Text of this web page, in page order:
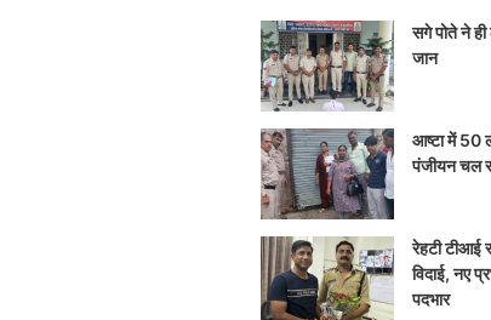
सगे पोते ने ही
जान
आष्टा में 50
पंजीयन चल
रेहटी टीआई
विदाई, नए
पदभार